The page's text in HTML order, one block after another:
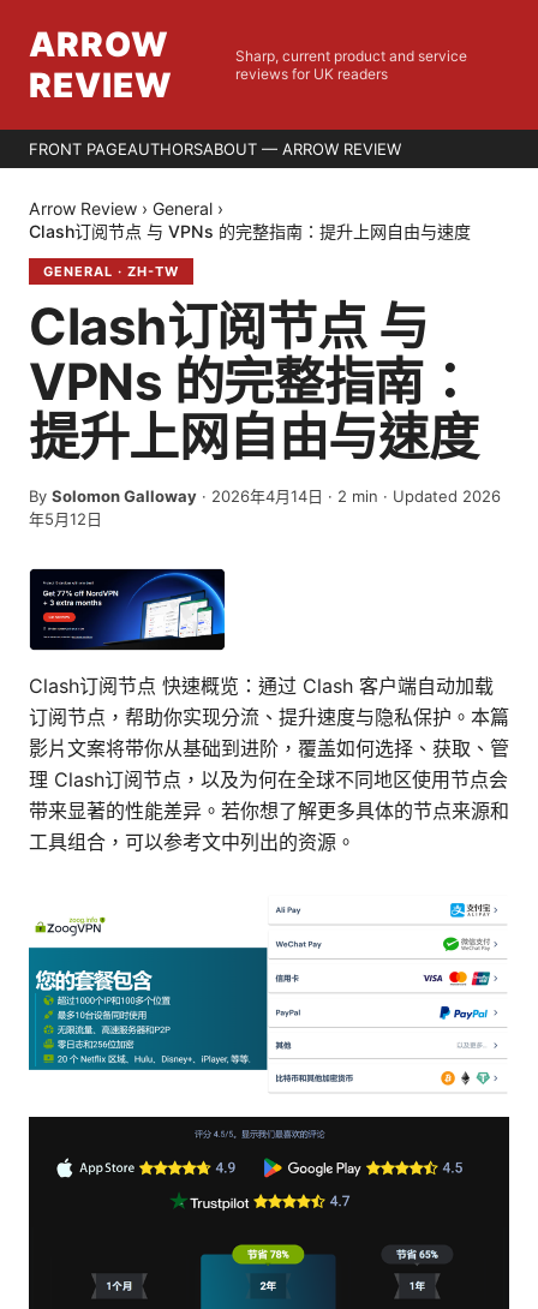
ARROW
REVIEW
Sharp, current product and service
reviews for UK readers
FRONT PAGEAUTHORSABOUT — ARROW REVIEW
Arrow Review › General ›
Clash订阅节点 与 VPNs 的完整指南：提升上网自由与速度
GENERAL · ZH-TW
Clash订阅节点 与
VPNs 的完整指南：
提升上网自由与速度
By Solomon Galloway · 2026年4月14日 · 2 min · Updated 2026
年5月12日
Clash订阅节点 快速概览：通过 Clash 客户端自动加载
订阅节点，帮助你实现分流、提升速度与隐私保护。本篇
影片文案将带你从基础到进阶，覆盖如何选择、获取、管
理 Clash订阅节点，以及为何在全球不同地区使用节点会
带来显著的性能差异。若你想了解更多具体的节点来源和
工具组合，可以参考文中列出的资源。